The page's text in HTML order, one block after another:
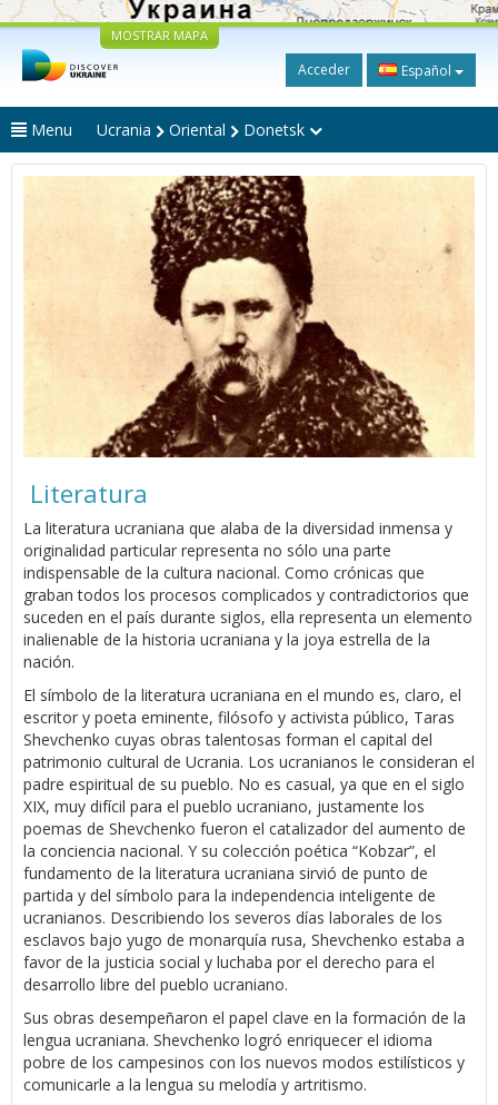
MOSTRAR MAPA
Acceder Español
Menu Ucrania Oriental Donetsk
Literatura
La literatura ucraniana que alaba de la diversidad inmensa y
originalidad particular representa no sólo una parte
indispensable de la cultura nacional. Como crónicas que
graban todos los procesos complicados y contradictorios que
suceden en el país durante siglos, ella representa un elemento
inalienable de la historia ucraniana y la joya estrella de la
nación.
El símbolo de la literatura ucraniana en el mundo es, claro, el
escritor y poeta eminente, filósofo y activista público, Taras
Shevchenko cuyas obras talentosas forman el capital del
patrimonio cultural de Ucrania. Los ucranianos le consideran el
padre espiritual de su pueblo. No es casual, ya que en el siglo
XIX, muy difícil para el pueblo ucraniano, justamente los
poemas de Shevchenko fueron el catalizador del aumento de
la conciencia nacional. Y su colección poética “Kobzar”, el
fundamento de la literatura ucraniana sirvió de punto de
partida y del símbolo para la independencia inteligente de
ucranianos. Describiendo los severos días laborales de los
esclavos bajo yugo de monarquía rusa, Shevchenko estaba a
favor de la justicia social y luchaba por el derecho para el
desarrollo libre del pueblo ucraniano.
Sus obras desempeñaron el papel clave en la formación de la
lengua ucraniana. Shevchenko logró enriquecer el idioma
pobre de los campesinos con los nuevos modos estilísticos y
comunicarle a la lengua su melodía y artritismo.